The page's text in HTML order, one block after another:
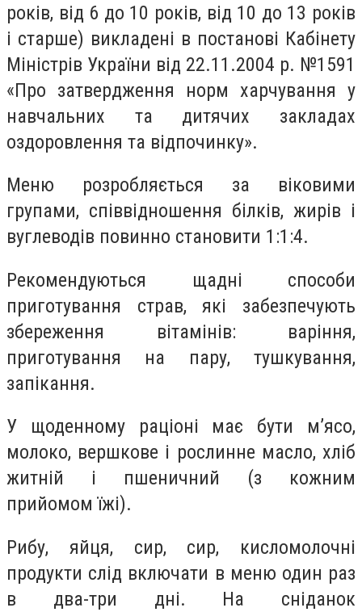
років, від 6 до 10 років, від 10 до 13 років
і старше) викладені в постанові Кабінету
Міністрів України від 22.11.2004 р. №1591
«Про затвердження норм харчування у
навчальних та дитячих закладах
оздоровлення та відпочинку».
Меню розробляється за віковими
групами, співвідношення білків, жирів і
вуглеводів повинно становити 1:1:4.
Рекомендуються щадні способи
приготування страв, які забезпечують
збереження вітамінів: варіння,
приготування на пару, тушкування,
запікання.
У щоденному раціоні має бути м’ясо,
молоко, вершкове і рослинне масло, хліб
житній і пшеничний (з кожним
прийомом їжі).
Рибу, яйця, сир, сир, кисломолочні
продукти слід включати в меню один раз
в два-три дні. На сніданок